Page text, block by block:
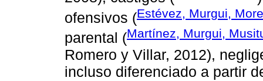
ofensivos (Estévez, Murgui,
parental (Martínez, Murgui,
Romero y Villar, 2012),
incluso diferenciado a partir